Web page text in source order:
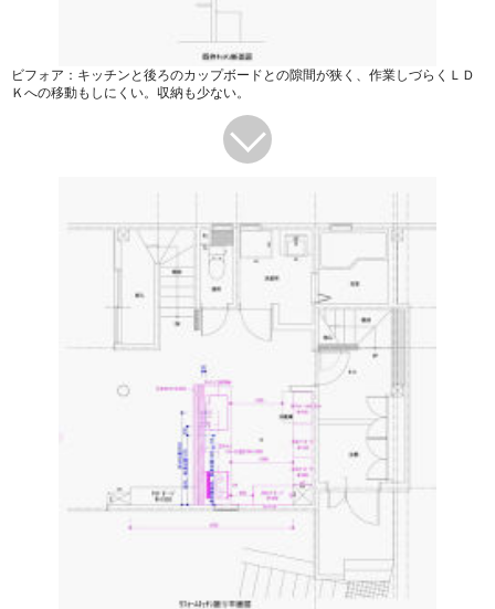
ビフォア：キッチンと後ろのカップボードとの隙間が狭く、作業しづらくＬＤ
Ｋへの移動もしにくい。収納も少ない。